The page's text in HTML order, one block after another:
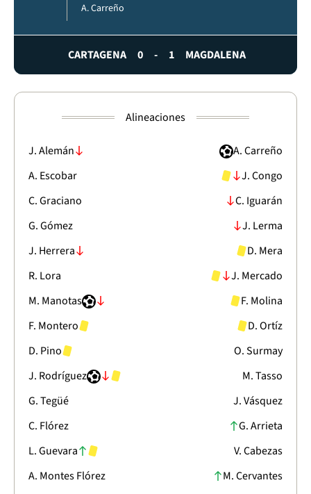
A. Carreño
CARTAGENA 0 - 1 MAGDALENA
Alineaciones
J. Alemán
A. Escobar
C. Graciano
G. Gómez
J. Herrera
R. Lora
M. Manotas
F. Montero
D. Pino
J. Rodríguez
G. Tegüé
C. Flórez
L. Guevara
A. Montes Flórez
A. Carreño
J. Congo
C. Iguarán
J. Lerma
D. Mera
J. Mercado
F. Molina
D. Ortíz
O. Surmay
M. Tasso
J. Vásquez
G. Arrieta
V. Cabezas
M. Cervantes